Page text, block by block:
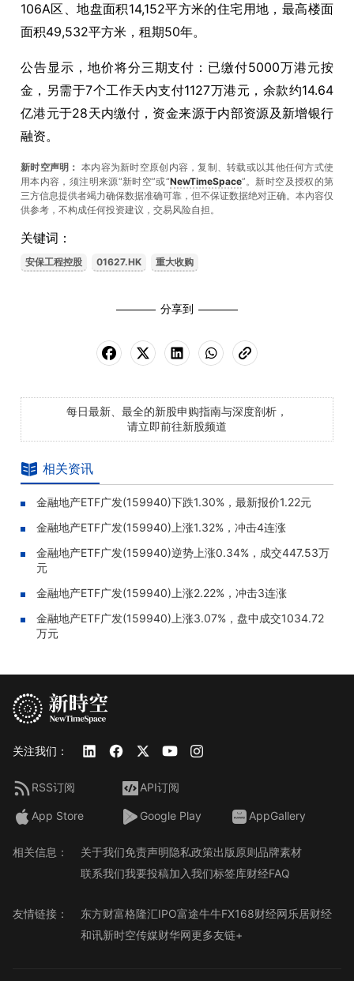
106A区、地盘面积14,152平方米的住宅用地，最高楼面
面积49,532平方米，租期50年。
公告显示，地价将分三期支付：已缴付5000万港元按
金，另需于7个工作天内支付1127万港元，余款约14.64
亿港元于28天内缴付，资金来源于内部资源及新增银行
融资。
新时空声明： 本内容为新时空原创内容，复制、转载或以其他任何方式使
用本内容，须注明来源“新时空”或“NewTimeSpace”。新时空及授权的第
三方信息提供者竭力确保数据准确可靠，但不保证数据绝对正确。本內容仅
供参考，不构成任何投资建议，交易风险自担。
关键词：
安保工程控股 01627.HK 重大收购
分享到
每日最新、最全的新股申购指南与深度剖析，
请立即前往新股频道
相关资讯
金融地产ETF广发(159940)下跌1.30%，最新报价1.22元
金融地产ETF广发(159940)上涨1.32%，冲击4连涨
金融地产ETF广发(159940)逆势上涨0.34%，成交447.53万
元
金融地产ETF广发(159940)上涨2.22%，冲击3连涨
金融地产ETF广发(159940)上涨3.07%，盘中成交1034.72
万元
关注我们：
RSS订阅 API订阅
App Store Google Play AppGallery
相关信息： 关于我们免责声明隐私政策出版原则品牌素材
联系我们我要投稿加入我们标签库财经FAQ
友情链接： 东方财富格隆汇IPO富途牛牛FX168财经网乐居财经
和讯新时空传媒财华网更多友链+